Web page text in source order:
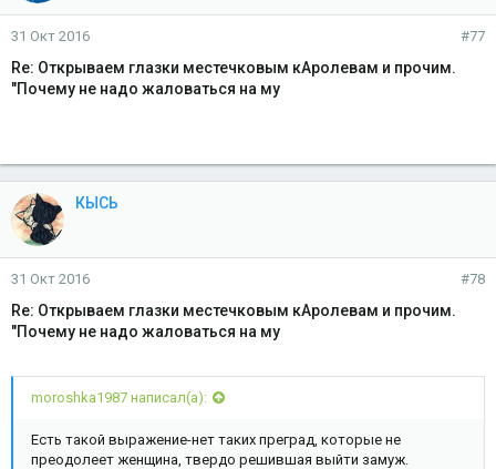
31 Окт 2016 #77
Re: Открываем глазки местечковым кАролевам и прочим.
"Почему не надо жаловаться на му
КЫСЬ
31 Окт 2016 #78
Re: Открываем глазки местечковым кАролевам и прочим.
"Почему не надо жаловаться на му
moroshka1987 написал(а):
Есть такой выражение-нет таких преград, которые не
преодолеет женщина, твердо решившая выйти замуж.